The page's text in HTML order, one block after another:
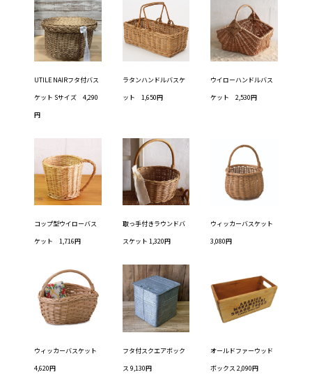
UTILE NAIRフタ付バス
ケット Sサイズ 4,290
円
ラタンハンドルバスケ
ット 1,650円
ウイローハンドルバス
ケット 2,530円
コップ型ウイローバス
ケット 1,716円
取っ手付きラウンドバ
スケット 1,320円
ウィッカーバスケット
3,080円
ウィッカーバスケット
4,620円
フタ付スクエアボック
ス 9,130円
オールドファーウッド
ボックス 2,090円